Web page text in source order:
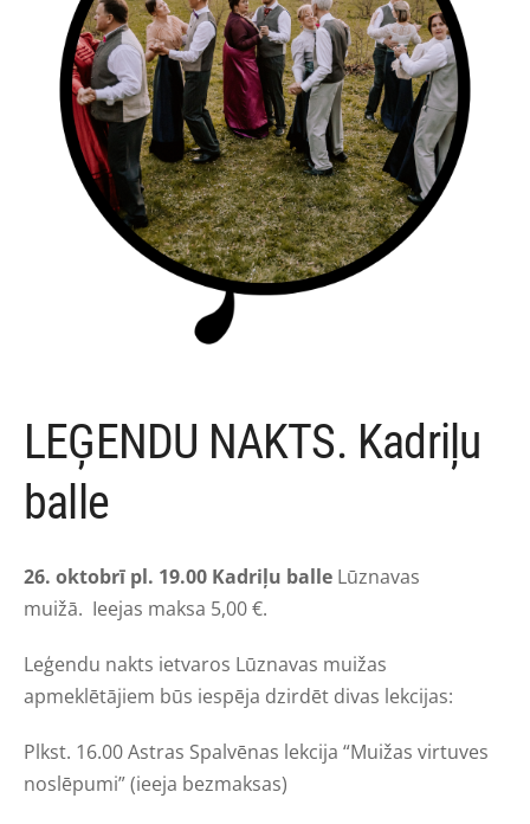
LEĢENDU NAKTS. Kadriļu
balle
26. oktobrī pl. 19.00 Kadriļu balle Lūznavas
muižā. Ieejas maksa 5,00€.
Leģendu nakts ietvaros Lūznavas muižas
apmeklētājiem būs iespēja dzirdēt divas lekcijas:
Plkst. 16.00 Astras Spalvēnas lekcija “Muižas virtuves
noslēpumi” (ieeja bezmaksas)